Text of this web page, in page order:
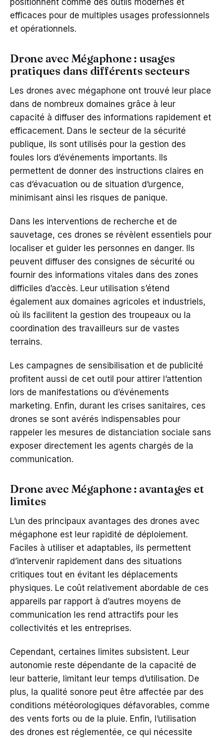
positionnent comme des outils modernes et
efficaces pour de multiples usages professionnels
et opérationnels.
Drone avec Mégaphone : usages
pratiques dans différents secteurs
Les drones avec mégaphone ont trouvé leur place
dans de nombreux domaines grâce à leur
capacité à diffuser des informations rapidement et
efficacement. Dans le secteur de la sécurité
publique, ils sont utilisés pour la gestion des
foules lors d’événements importants. Ils
permettent de donner des instructions claires en
cas d’évacuation ou de situation d’urgence,
minimisant ainsi les risques de panique.
Dans les interventions de recherche et de
sauvetage, ces drones se révèlent essentiels pour
localiser et guider les personnes en danger. Ils
peuvent diffuser des consignes de sécurité ou
fournir des informations vitales dans des zones
difficiles d’accès. Leur utilisation s’étend
également aux domaines agricoles et industriels,
où ils facilitent la gestion des troupeaux ou la
coordination des travailleurs sur de vastes
terrains.
Les campagnes de sensibilisation et de publicité
profitent aussi de cet outil pour attirer l’attention
lors de manifestations ou d’événements
marketing. Enfin, durant les crises sanitaires, ces
drones se sont avérés indispensables pour
rappeler les mesures de distanciation sociale sans
exposer directement les agents chargés de la
communication.
Drone avec Mégaphone : avantages et
limites
L’un des principaux avantages des drones avec
mégaphone est leur rapidité de déploiement.
Faciles à utiliser et adaptables, ils permettent
d’intervenir rapidement dans des situations
critiques tout en évitant les déplacements
physiques. Le coût relativement abordable de ces
appareils par rapport à d’autres moyens de
communication les rend attractifs pour les
collectivités et les entreprises.
Cependant, certaines limites subsistent. Leur
autonomie reste dépendante de la capacité de
leur batterie, limitant leur temps d’utilisation. De
plus, la qualité sonore peut être affectée par des
conditions météorologiques défavorables, comme
des vents forts ou de la pluie. Enfin, l’utilisation
des drones est réglementée, ce qui nécessite